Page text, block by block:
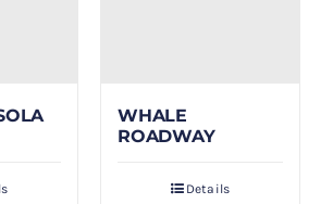
WHALE
ROADWAY
Details